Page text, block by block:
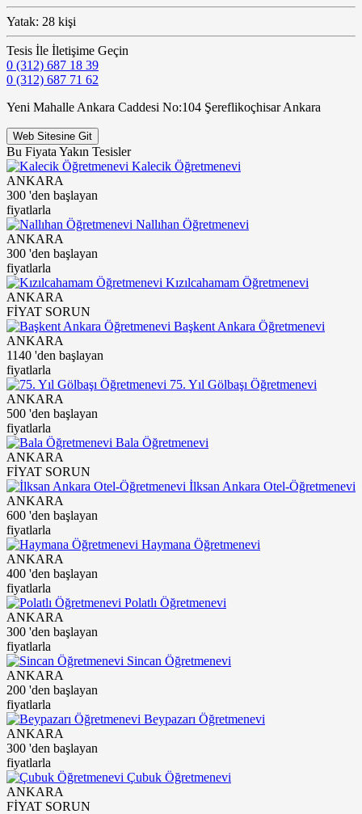
Yatak: 28 kişi
Tesis İle İletişime Geçin
0 (312) 687 18 39
0 (312) 687 71 62
Yeni Mahalle Ankara Caddesi No:104 Şereflikoçhisar Ankara
Web Sitesine Git
Bu Fiyata Yakın Tesisler
Kalecik Öğretmenevi
ANKARA
300 'den başlayan
fiyatlarla
Nallıhan Öğretmenevi
ANKARA
300 'den başlayan
fiyatlarla
Kızılcahamam Öğretmenevi
ANKARA
FİYAT SORUN
Başkent Ankara Öğretmenevi
ANKARA
1140 'den başlayan
fiyatlarla
75. Yıl Gölbaşı Öğretmenevi
ANKARA
500 'den başlayan
fiyatlarla
Bala Öğretmenevi
ANKARA
FİYAT SORUN
İlksan Ankara Otel-Öğretmenevi
ANKARA
600 'den başlayan
fiyatlarla
Haymana Öğretmenevi
ANKARA
400 'den başlayan
fiyatlarla
Polatlı Öğretmenevi
ANKARA
300 'den başlayan
fiyatlarla
Sincan Öğretmenevi
ANKARA
200 'den başlayan
fiyatlarla
Beypazarı Öğretmenevi
ANKARA
300 'den başlayan
fiyatlarla
Çubuk Öğretmenevi
ANKARA
FİYAT SORUN